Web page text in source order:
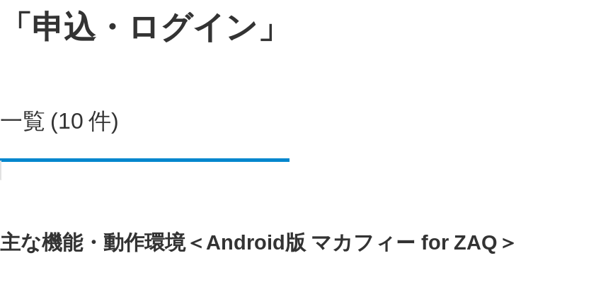
「申込・ログイン」
一覧 (10 件)
主な機能・動作環境＜Android版 マカフィー for ZAQ＞